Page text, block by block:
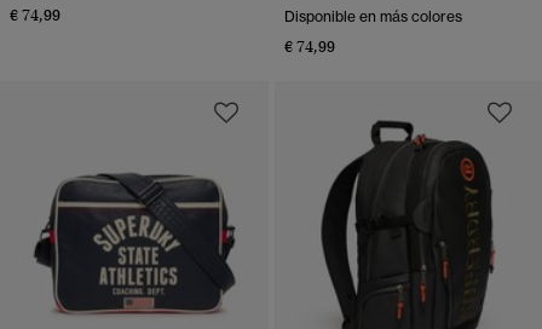
€ 74,99 Disponible en más colores
€ 74,99